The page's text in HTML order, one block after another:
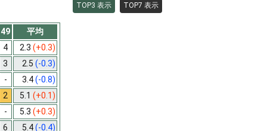
TOP3 表示 TOP7 表示
49
平均
4 2.3 (+0.3)
3 2.5 (-0.3)
- 3.4(-0.8)
2 5.1 (+0.1)
- 5.3 (+0.3)
6 5.4(-0.4)